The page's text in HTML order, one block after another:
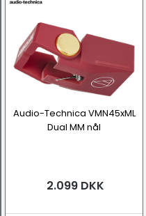
Audio-Technica VMN45xML
Dual MM nål
2.099 DKK